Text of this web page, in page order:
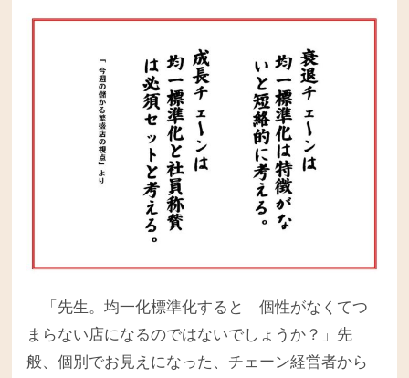
「先生。均一化標準化すると 個性がなくてつ
まらない店になるのではないでしょうか？」先
般、個別でお見えになった、チェーン経営者から